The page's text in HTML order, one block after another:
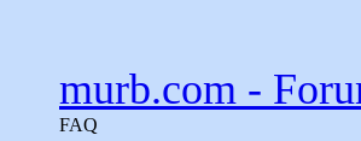
murb.com -
FAQ